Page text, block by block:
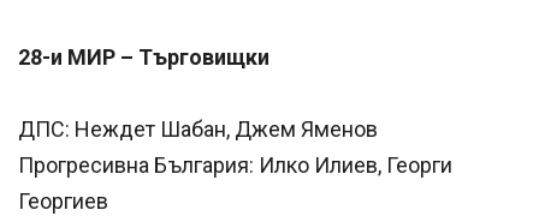
28-и МИР – Търговищки
ДПС: Неждет Шабан, Джем Яменов
Прогресивна България: Илко Илиев, Георги
Георгиев